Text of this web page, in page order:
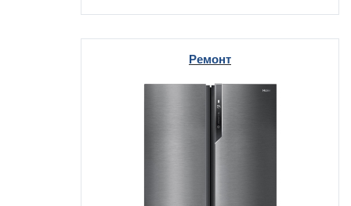
Ремонт